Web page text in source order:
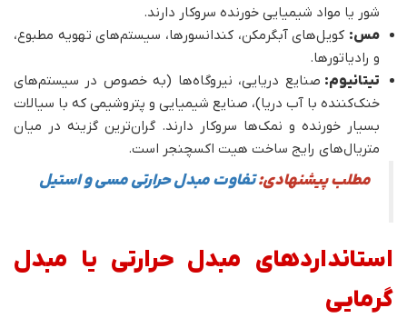
شور یا مواد شیمیایی خورنده سروکار دارند.
مس: کویل‌های آبگرمکن، کندانسورها، سیستم‌های تهویه مطبوع،
و رادیاتورها.
تیتانیوم: صنایع دریایی، نیروگاه‌ها (به خصوص در سیستم‌های
خنک‌کننده با آب دریا)، صنایع شیمیایی و پتروشیمی که با سیالات
بسیار خورنده و نمک‌ها سروکار دارند. گران‌ترین گزینه در میان
متریال‌های رایج ساخت هیت اکسچنجر است.
مطلب پیشنهادی:تفاوت مبدل حرارتی مسی و استیل
استانداردهای مبدل حرارتی یا مبدل
گرمایی